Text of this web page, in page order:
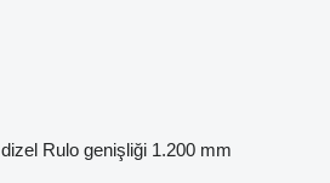
dizel Rulo genişliği 1.200 mm